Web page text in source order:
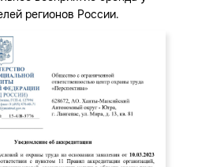
регионов России.